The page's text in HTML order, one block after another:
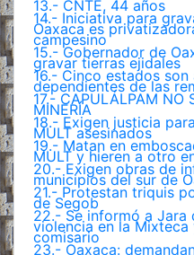
13.- CNTE, 44 años
14.- Iniciativa para
Oaxaca es
campesino
15.- Gobernador de
gravar tierras ejidales
16.- Cinco estados son
dependientes de las
17.- CAPULÁLPAM NO
MINERÍA
18.- Exigen justicia
MULT asesinados
19.- Matan en
MULT y hieren a otro
20.- Exigen obras de
municipios del sur de
21.- Protestan triquis
de Segob
22.- Se informó a Jara
violencia en la Mixteca
comisario
23.- Oaxaca: